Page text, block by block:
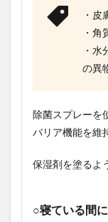
・
・
・
の異
除菌スプレーを
バリア機能を維
保湿剤を塗るよ
○寝ている間